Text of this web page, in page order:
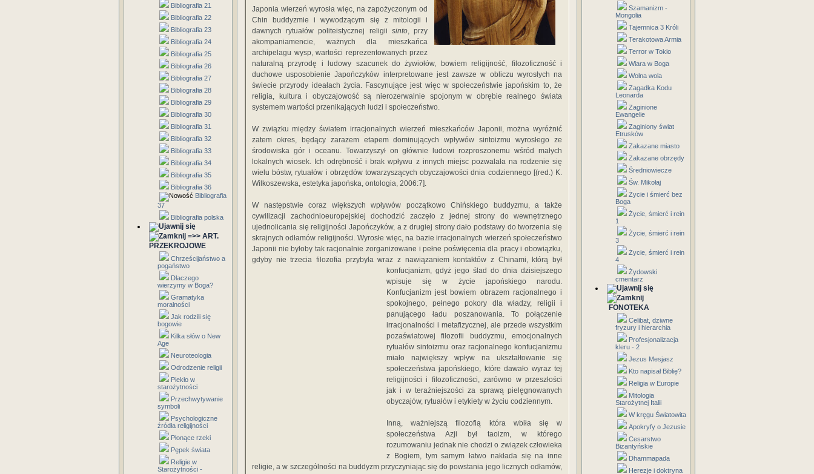
Bibliografia 21
Bibliografia 22
Bibliografia 23
Bibliografia 24
Bibliografia 25
Bibliografia 26
Bibliografia 27
Bibliografia 28
Bibliografia 29
Bibliografia 30
Bibliografia 31
Bibliografia 32
Bibliografia 33
Bibliografia 34
Bibliografia 35
Bibliografia 36
Bibliografia
37
Bibliografia polska
=>> ART.
PRZEKROJOWE
Chrześcijaństwo a
pogaństwo
Dlaczego
wierzymy w Boga?
Gramatyka
moralności
Jak rodzili się
bogowie
Kilka słów o New
Age
Neuroteologia
Odrodzenie religii
Piekło w
starożytności
Przechwytywanie
symboli
Psychologiczne
źródła religijności
Płonące rzeki
Pępek świata
Religie w
Starożytności -
Japonia wierzeń wyrosła więc, na zapożyczonym od
Chin buddyzmie i wywodzącym się z mitologii i
dawnych rytuałów politeistycznej religii sinto, przy
akompaniamencie, ważnych dla mieszkańca
archipelagu wysp, wartości reprezentowanych przez
naturalną przyrodę i ludowy szacunek do żywiołów, bowiem religijność, filozoficzność i
duchowe usposobienie Japończyków interpretowane jest zawsze w obliczu wyrosłych na
świecie przyrody ideałach życia. Fascynujące jest więc w społeczeństwie japońskim to, że
religia, kultura i obyczajowość są nierozerwalnie spojonym w obrębie realnego świata
systemem wartości przenikających ludzi i społeczeństwo.
W związku między światem irracjonalnych wierzeń mieszkańców Japonii, można wyróżnić
zatem okres, będący zarazem etapem dominujących wpływów sintoizmu wyrosłego ze
środowiska gór i oceanu. Towarzyszył on głównie ludowi rozproszonemu wśród małych
lokalnych wiosek. Ich odrębność i brak wpływu z innych miejsc pozwalała na rodzenie się
wielu bóstw, rytuałów i obrzędów towarzyszących obyczajowości dnia codziennego [(red.) K.
Wilkoszewska, estetyka japońska, ontologia, 2006:7].
W następstwie coraz większych wpływów początkowo Chińskiego buddyzmu, a także
cywilizacji zachodnioeuropejskiej dochodzić zaczęło z jednej strony do wewnętrznego
ujednolicania się religijności Japończyków, a z drugiej strony dało podstawy do tworzenia się
skrajnych odłamów religijności. Wyrosłe więc, na bazie irracjonalnych wierzeń społeczeństwo
Japonii nie byłoby tak racjonalnie zorganizowane i pełne poświęcenia dla pracy i obowiązku,
gdyby nie trzecia filozofia przybyła wraz z nawiązaniem kontaktów z Chinami, którą był
konfucjanizm, gdyż jego ślad do dnia dzisiejszego
wpisuje się w życie japońskiego narodu.
Konfucjanizm jest bowiem obrazem racjonalnego i
spokojnego, pełnego pokory dla władzy, religii i
panującego ładu poszanowania. To połączenie
irracjonalności i metafizycznej, ale przede wszystkim
pozaświatowej filozofii buddyzmu, emocjonalnych
rytuałów sintoizmu oraz racjonalnego konfucjanizmu
miało największy wpływ na ukształtowanie się
społeczeństwa japońskiego, które dawało wyraz tej
religijności i filozoficzności, zarówno w przeszłości
jak i w teraźniejszości za sprawą pielęgnowanych
obyczajów, rytuałów i etykiety w życiu codziennym.
Inną, ważniejszą filozofią która wbiła się w
społeczeństwa Azji był taoizm, w którego
rozumowaniu jednak nie chodzi o związek człowieka
z Bogiem, tym samym łatwo nakłada się na inne
religie, a w szczególności na buddyzm przyczyniając się do powstania jego licznych odłamów,
Szamanizm -
Mongolia
Tajemnica 3 Króli
Terakotowa Armia
Terror w Tokio
Wiara w Boga
Wolna wola
Zagadka Kodu
Leonarda
Zaginione
Ewangelie
Zaginiony świat
Etrusków
Zakazane miasto
Zakazane obrzędy
Średniowiecze
Św. Mikołaj
Życie i śmierć bez
Boga
Życie, śmierć i rein
1
Życie, śmierć i rein
3
Życie, śmierć i rein
4
Żydowski
cmentarz
FONOTEKA
Celibat, dziwne
fryzury i hierarchia
Profesjonalizacja
kleru - 2
Jezus Mesjasz
Kto napisał Biblię?
Religia w Europie
Mitologia
Starożytnej Italii
W kręgu Światowita
Apokryfy o Jezusie
Cesarstwo
Bizantyńskie
Dhammapada
Herezje i doktryna